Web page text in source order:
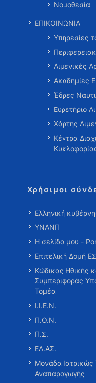
Νομοθεσία
ΕΠΙΚΟΙΝΩΝΙΑ
Υπηρεσίες
Λιμενικές
Ακαδημίες
Έδρες
Ευρετήριο
Χάρτης
Κέντρα
Χρήσιμοι
Ελληνική
ΥΝΑΝΠ
Η σελίδα μου -
Επιτελική Δομή
Κώδικας Ηθικής
Συμπεριφοράς
Τομέα
Ι.Ι.Ε.Ν.
Π.Ο.Ν.
Π.Σ.
ΕΛ.ΑΣ.
Μονάδα Ιατρικώς
Αναπαραγωγής